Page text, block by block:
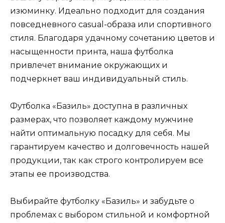
изюминку. Идеально подходит для создания
повседневного casual-образа или спортивного
стиля. Благодаря удачному сочетанию цветов и
насыщенности принта, наша футболка
привлечет внимание окружающих и
подчеркнет ваш индивидуальный стиль.
Футболка «Базиль» доступна в различных
размерах, что позволяет каждому мужчине
найти оптимальную посадку для себя. Мы
гарантируем качество и долговечность нашей
продукции, так как строго контролируем все
этапы ее производства.
Выбирайте футболку «Базиль» и забудьте о
проблемах с выбором стильной и комфортной